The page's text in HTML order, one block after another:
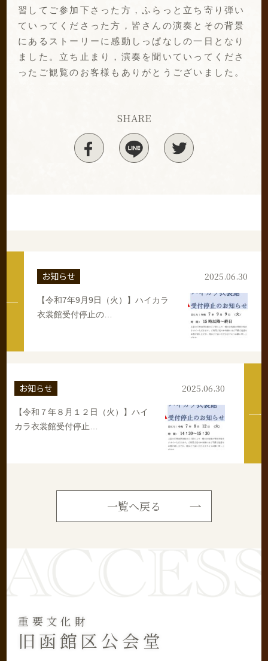
習してご参加下さった方，ふらっと立ち寄り弾い
ていってくださった方，皆さんの演奏とその背景
にあるストーリーに感動しっぱなしの一日となり
ました。立ち止まり，演奏を聞いていってくださ
ったご観覧のお客様もありがとうございました。
SHARE
お知らせ
【令和7年9月9日（火）】ハイカラ
衣裳館受付停止の…
2025.06.30
お知らせ
【令和７年８月１２日（火）】ハイ
カラ衣裳館受付停止…
2025.06.30
一覧へ戻る
重要文化財
旧函館区公会堂